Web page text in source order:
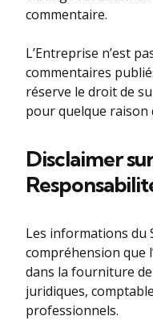
commentaire.
L’Entreprise n’est
commentaires
réserve le droit de
pour quelque raison
Disclaimer
Les informations du
compréhension que
dans la fourniture
juridiques,
professionnels.